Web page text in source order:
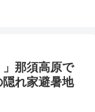
」那須高原で
れ家避暑地